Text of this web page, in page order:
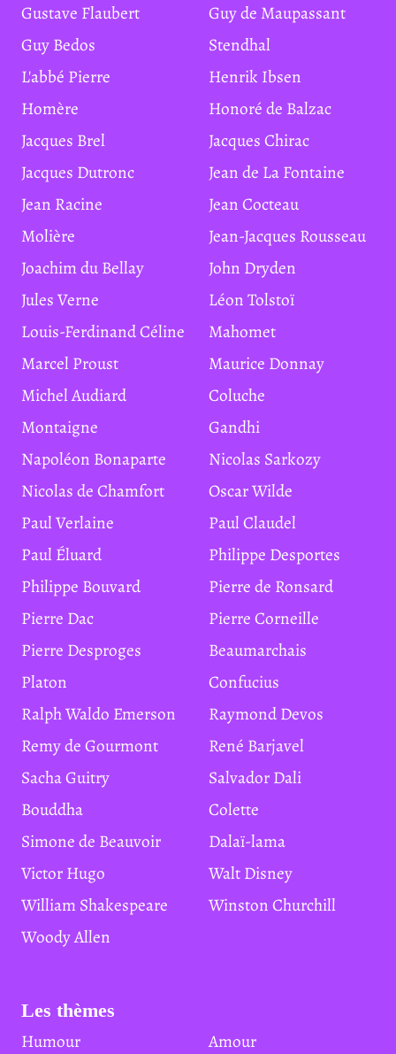
Gustave Flaubert
Guy de Maupassant
Guy Bedos
Stendhal
L'abbé Pierre
Henrik Ibsen
Homère
Honoré de Balzac
Jacques Brel
Jacques Chirac
Jacques Dutronc
Jean de La Fontaine
Jean Racine
Jean Cocteau
Molière
Jean-Jacques Rousseau
Joachim du Bellay
John Dryden
Jules Verne
Léon Tolstoï
Louis-Ferdinand Céline
Mahomet
Marcel Proust
Maurice Donnay
Michel Audiard
Coluche
Montaigne
Gandhi
Napoléon Bonaparte
Nicolas Sarkozy
Nicolas de Chamfort
Oscar Wilde
Paul Verlaine
Paul Claudel
Paul Éluard
Philippe Desportes
Philippe Bouvard
Pierre de Ronsard
Pierre Dac
Pierre Corneille
Pierre Desproges
Beaumarchais
Platon
Confucius
Ralph Waldo Emerson
Raymond Devos
Remy de Gourmont
René Barjavel
Sacha Guitry
Salvador Dali
Bouddha
Colette
Simone de Beauvoir
Dalaï-lama
Victor Hugo
Walt Disney
William Shakespeare
Winston Churchill
Woody Allen
Les thèmes
Humour
Amour